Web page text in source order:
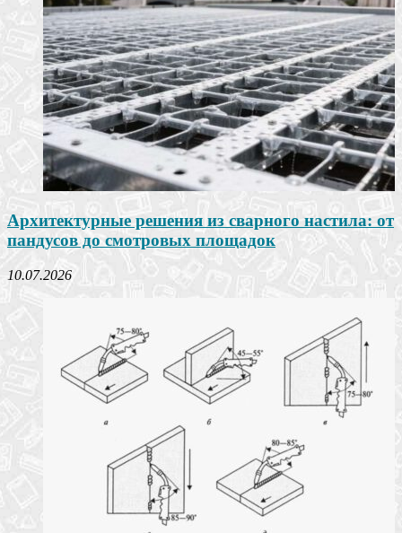
Архитектурные решения из сварного настила: от
пандусов до смотровых площадок
10.07.2026